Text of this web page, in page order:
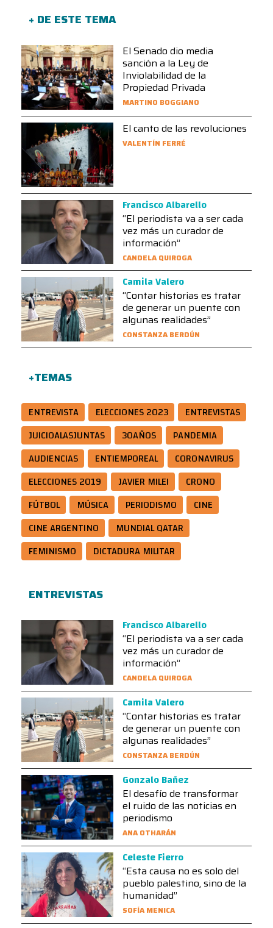
+ DE ESTE TEMA
El Senado dio media
sanción a la Ley de
Inviolabilidad de la
Propiedad Privada
MARTINO BOGGIANO
El canto de las revoluciones
VALENTÍN FERRÉ
Francisco Albarello
“El periodista va a ser cada
vez más un curador de
información”
CANDELA QUIROGA
Camila Valero
“Contar historias es tratar
de generar un puente con
algunas realidades”
CONSTANZA BERDÚN
+TEMAS
ENTREVISTA ELECCIONES 2023
ENTREVISTAS
JUICIOALASJUNTAS
30AÑOS
PANDEMIA
AUDIENCIAS
ENTIEMPOREAL
CORONAVIRUS
ELECCIONES 2019
JAVIER MILEI
CRONO
FÚTBOL
MÚSICA PERIODISMO
CINE
CINE ARGENTINO
MUNDIAL QATAR
FEMINISMO
DICTADURA MILITAR
ENTREVISTAS
Francisco Albarello
“El periodista va a ser cada
vez más un curador de
información”
CANDELA QUIROGA
Camila Valero
“Contar historias es tratar
de generar un puente con
algunas realidades”
CONSTANZA BERDÚN
Gonzalo Bañez
El desafío de transformar
el ruido de las noticias en
periodismo
ANA OTHARÁN
Celeste Fierro
“Esta causa no es solo del
pueblo palestino, sino de la
humanidad”
SOFÍA MENICA